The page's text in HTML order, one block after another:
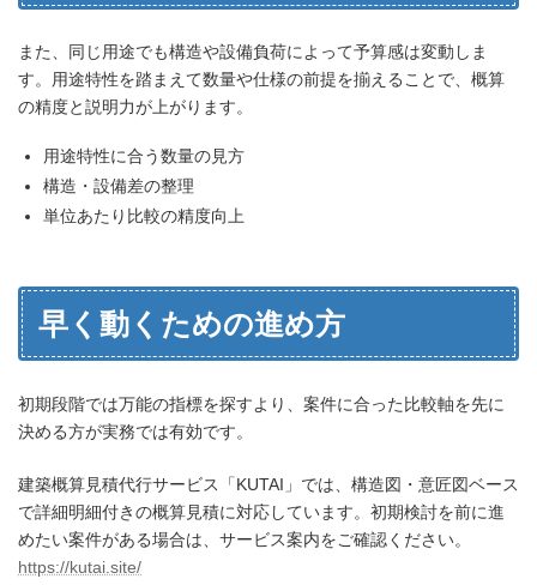
また、同じ用途でも構造や設備負荷によって予算感は変動しま
す。用途特性を踏まえて数量や仕様の前提を揃えることで、概算
の精度と説明力が上がります。
用途特性に合う数量の見方
構造・設備差の整理
単位あたり比較の精度向上
早く動くための進め方
初期段階では万能の指標を探すより、案件に合った比較軸を先に
決める方が実務では有効です。
建築概算見積代行サービス「KUTAI」では、構造図・意匠図ベース
で詳細明細付きの概算見積に対応しています。初期検討を前に進
めたい案件がある場合は、サービス案内をご確認ください。
https://kutai.site/